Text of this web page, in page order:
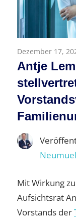
Dezember 17,
Antje
Mit Wirkung
Aufsichtsrat
Vorstands der